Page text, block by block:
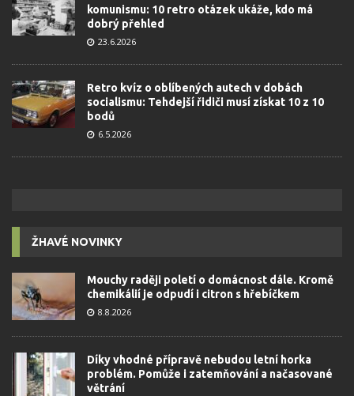
komunismu: 10 retro otázek ukáže, kdo má
dobrý přehled
23.6.2026
Retro kvíz o oblíbených autech v dobách
socialismu: Tehdejší řidiči musí získat 10 z 10
bodů
6.5.2026
ŽHAVÉ NOVINKY
Mouchy raději poletí o domácnost dále. Kromě
chemikálií je odpudí i citron s hřebíčkem
8.8.2026
Díky vhodné přípravě nebudou letní horka
problém. Pomůže i zatemňování a načasované
větrání